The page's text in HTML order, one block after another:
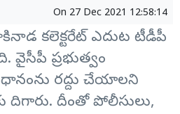
On 27 Dec 2021 12:58:14
కలెక్టరేట్‌ ఎదుట టీడీపీ
వైసీపీ ప్రభుత్వం
రద్దు చేయాలని
దిగారు. దీంతో పోలీసులు,